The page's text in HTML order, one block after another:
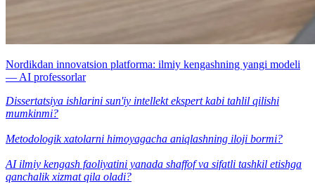
Nordikdan innovatsion platforma: ilmiy kengashning yangi modeli
— AI professorlar
Dissertatsiya ishlarini sun'iy intellekt ekspert kabi tahlil qilishi
mumkinmi?
Metodologik xatolarni himoyagacha aniqlashning iloji bormi?
AI ilmiy kengash faoliyatini yanada shaffof va sifatli tashkil etishga
qanchalik xizmat qila oladi?